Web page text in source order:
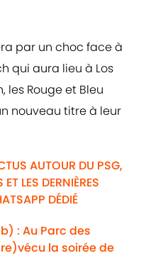
par un choc face à
qui aura lieu à Los
les Rouge et Bleu
nouveau titre à leur
AUTOUR DU PSG,
LES DERNIÈRES
DÉDIÉ
: Au Parc des
la soirée de